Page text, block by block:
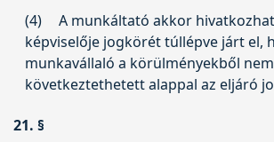
(4)
A munkáltató akkor
képviselője jogkörét túllépve járt el,
munkavállaló a körülményekből nem
következtethetett alappal az eljáró
21. §